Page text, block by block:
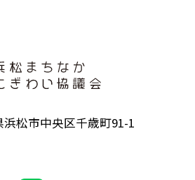
松市中央区千歳町91-1